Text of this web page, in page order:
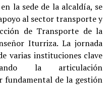
la sede de la alcaldía, se
al sector transporte y
de Transporte de la
Iturriza. La jornada
varias instituciones clave
la articulación
de la gestión